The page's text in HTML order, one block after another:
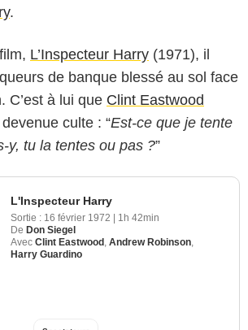
.
L’Inspecteur Harry (1971), il
de banque blessé au sol face
C’est à lui que Clint Eastwood
culte : “Est-ce que je tente
y, tu la tentes ou pas ?”
L'Inspecteur Harry
Sortie : 16 février 1972 | 1h 42min
De Don Siegel
Avec Clint Eastwood Andrew Robinson
Harry Guardino